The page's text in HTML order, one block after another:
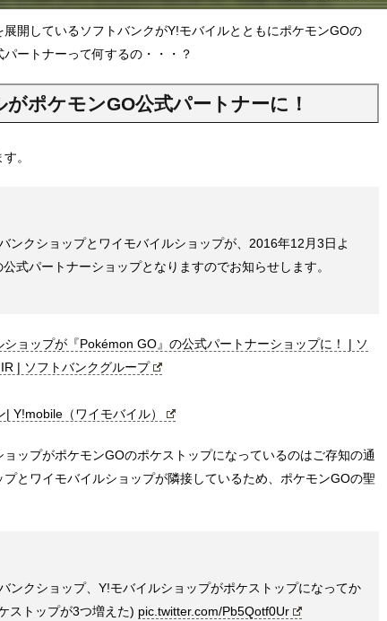
開しているソフトバンクがY!モバイルとともにポケモンGOの
ートナーって何するの・・・？
ポケモンGO公式パートナーに！
。
ンクショップとワイモバイルショップが、2016年12月3日よ
式パートナーショップとなりますのでお知らせします。
ョップが『Pokémon GO』の公式パートナーショップに！ | ソ
| ソフトバンクグループ
Y!mobile（ワイモバイル）
ップがポケモンGOのポケストップになっているのはご存知の通
とワイモバイルショップが隣接しているため、ポケモンGOの聖
ンクショップ、Y!モバイルショップがポケストップになってか
ストップが3つ増えた) pic.twitter.com/Pb5Qotf0Ur